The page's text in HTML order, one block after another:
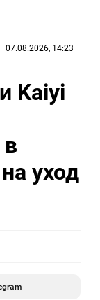
07.08.2026, 14:23
Kaiyi
уход